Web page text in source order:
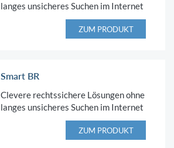
langes unsicheres Suchen im Internet
ZUM PRODUKT
Smart BR
Clevere rechtssichere Lösungen ohne
langes unsicheres Suchen im Internet
ZUM PRODUKT